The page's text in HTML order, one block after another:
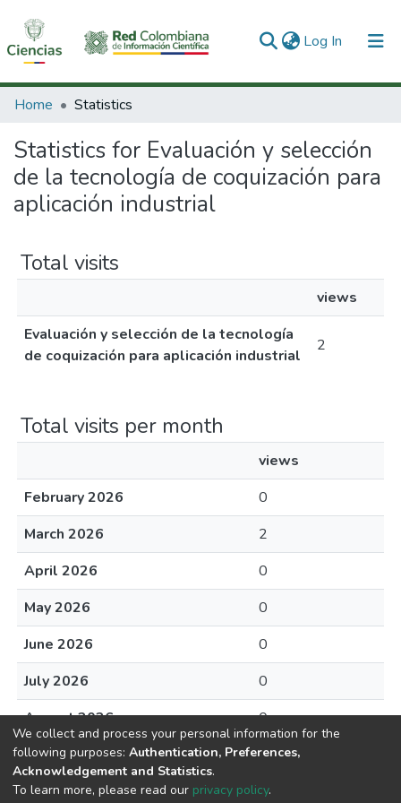
Log In (current)
Communities & Collections
All of DSpace
Home Statistics
Statistics for Evaluación y selección
de la tecnología de coquización para
aplicación industrial
Total visits
views
Evaluación y selección de la tecnología
de coquización para aplicación industrial
2
Total visits per month
views
February 2026
0
March 2026
2
April 2026
0
May 2026
0
June 2026
0
July 2026
0
August 2026
0
We collect and process your personal information for the
following purposes: Authentication, Preferences,
Acknowledgement and Statistics.
To learn more, please read our privacy policy.